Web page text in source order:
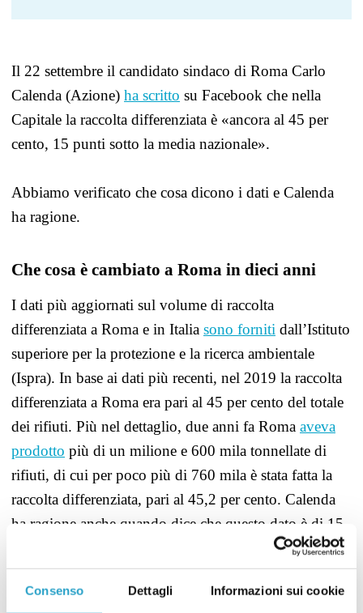
Consenso Dettagli Informazioni sui cookie
Il 22 settembre il candidato sindaco di Roma Carlo
Calenda (Azione) ha scritto su Facebook che nella
Capitale la raccolta differenziata è «ancora al 45 per
cento, 15 punti sotto la media nazionale».
Abbiamo verificato che cosa dicono i dati e Calenda
ha ragione.
Che cosa è cambiato a Roma in dieci anni
I dati più aggiornati sul volume di raccolta
differenziata a Roma e in Italia sono forniti dall’Istituto
superiore per la protezione e la ricerca ambientale
(Ispra). In base ai dati più recenti, nel 2019 la raccolta
differenziata a Roma era pari al 45 per cento del totale
dei rifiuti. Più nel dettaglio, due anni fa Roma aveva
prodotto più di un milione e 600 mila tonnellate di
rifiuti, di cui per poco più di 760 mila è stata fatta la
raccolta differenziata, pari al 45,2 per cento. Calenda
ha ragione anche quando dice che questo dato è di 15
punti inferiore a quello nazionale: nel 2019 la
percentuale di differenziata sul totale dei rifiuti in Italia
era circa il 61 per cento.